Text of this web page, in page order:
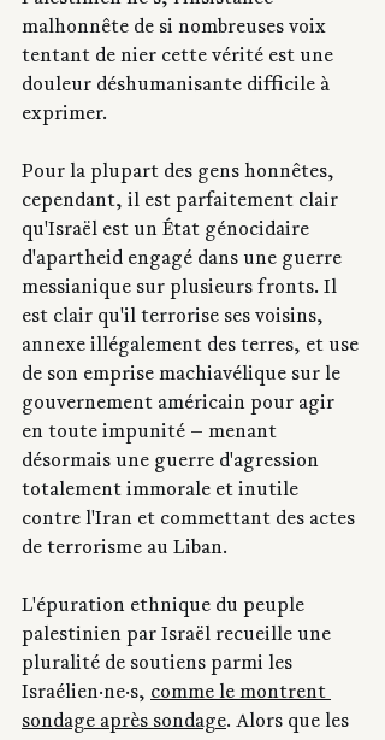
malhonnête de si nombreuses voix
tentant de nier cette vérité est une
douleur déshumanisante difficile à
exprimer.
Pour la plupart des gens honnêtes,
cependant, il est parfaitement clair
qu'Israël est un État génocidaire
d'apartheid engagé dans une guerre
messianique sur plusieurs fronts. Il
est clair qu'il terrorise ses voisins,
annexe illégalement des terres, et use
de son emprise machiavélique sur le
gouvernement américain pour agir
en toute impunité — menant
désormais une guerre d'agression
totalement immorale et inutile
contre l'Iran et commettant des actes
de terrorisme au Liban.
L'épuration ethnique du peuple
palestinien par Israël recueille une
pluralité de soutiens parmi les
Israélien·ne·s, comme le montrent
sondage après sondage. Alors que les